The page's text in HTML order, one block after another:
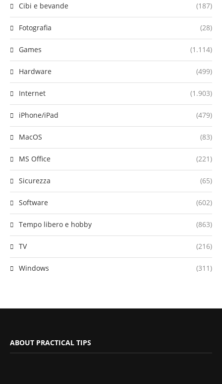
Cibi e bevande (187)
Fotografia (28)
Games (1.114)
Hardware (499)
Internet (1.903)
iPhone/iPad (479)
MacOS (83)
MS Office (221)
Sicurezza (65)
Software (602)
Tempo libero e hobby (863)
TV (216)
Windows (311)
ABOUT PRACTICAL TIPS